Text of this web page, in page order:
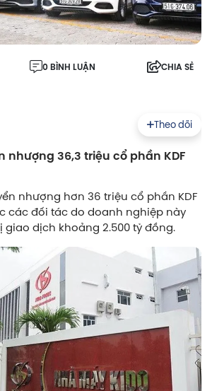
0 BÌNH LUẬN CHIA SẺ
Theo dõi
nhượng 36,3 triệu cổ phần KDF
nhượng hơn 36 triệu cổ phần KDF
các đối tác do doanh nghiệp này
giao dịch khoảng 2.500 tỷ đồng.